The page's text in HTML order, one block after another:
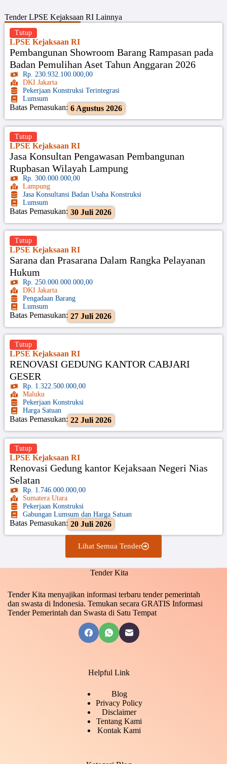
TenderLPSE Kejaksaan RILainnya
LPSE Kejaksaan RI
Pembangunan Showroom Barang Rampasan pada
Badan Pemulihan Aset Tahun Anggaran 2026
Rp. 230.932.100.000,00
DKI Jakarta
Pekerjaan Konstruksi Terintegrasi
Lumsum
Batas Pemasukan: 6 Agustus 2026
Tutup
LPSE Kejaksaan RI
Jasa Konsultan Pengawasan Pembangunan
Rupbasan Wilayah Lampung
Rp. 300.000.000,00
Lampung
Jasa Konsultansi Badan Usaha Konstruksi
Lumsum
Batas Pemasukan: 30 Juli 2026
Tutup
LPSE Kejaksaan RI
Sarana dan Prasarana Dalam Rangka Pelayanan
Hukum
Rp. 250.000.000.000,00
DKI Jakarta
Pengadaan Barang
Lumsum
Batas Pemasukan: 27 Juli 2026
Tutup
LPSE Kejaksaan RI
RENOVASI GEDUNG KANTOR CABJARI
GESER
Rp. 1.322.500.000,00
Maluku
Pekerjaan Konstruksi
Harga Satuan
Batas Pemasukan: 22 Juli 2026
Tutup
LPSE Kejaksaan RI
Renovasi Gedung kantor Kejaksaan Negeri Nias
Selatan
Rp. 1.746.000.000,00
Sumatera Utara
Pekerjaan Konstruksi
Gabungan Lumsum dan Harga Satuan
Batas Pemasukan: 20 Juli 2026
Tutup
Lihat Semua Tender
Tender Kita
Tender Kita menyajikan informasi terbaru tender pemerintah
dan swasta di Indonesia. Temukan secara GRATIS Informasi
Tender Pemerintah dan Swasta di Satu Tempat
Helpful Link
Blog
Privacy Policy
Disclaimer
Tentang Kami
Kontak Kami